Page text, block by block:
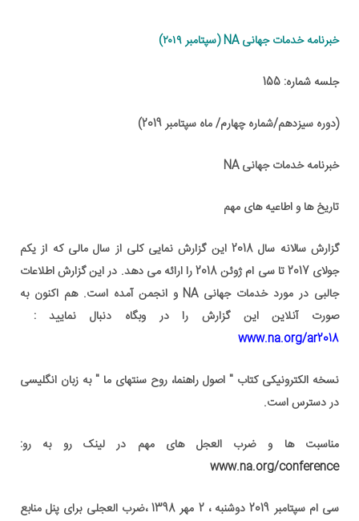
خبرنامه خدمات جهانی NA (سپتامبر ۲۰۱۹)
جلسه شماره: 155
(دوره سیزدهم/شماره چهارم/ ماه سپتامبر 2019)
خبرنامه خدمات جهانی NA
تاریخ ها و اطاعیه های مهم
گزارش سالانه سال 2018 این گزارش نمایی کلی از سال مالی که از یکم
جولای 2017 تا سی ام ژوئن 2018 را ارائه می دهد. در این گزارش اطلاعات
جالبی در مورد خدمات جهانی NA و انجمن آمده است. هم اکنون به
صورت آنلاین این گزارش را در وبگاه دنبال نمایید :
www.na.org/ar2018
نسخه الکترونیکی کتاب " اصول راهنما، روح سنتهای ما " به زبان انگلیسی
در دسترس است.
مناسبت ها و ضرب العجل های مهم در لینک رو به رو:
www.na.org/conference
سی ام سپتامبر 2019 دوشنبه ، 2 مهر 1398 ،ضرب العجلی برای پنل منابع